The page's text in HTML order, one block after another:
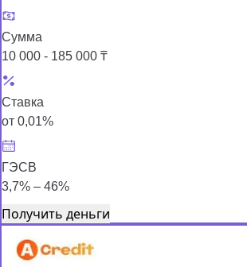
Сумма
10 000 - 185 000 ₸
Ставка
от 0,01%
ГЭСВ
3,7% – 46%
Получить деньги